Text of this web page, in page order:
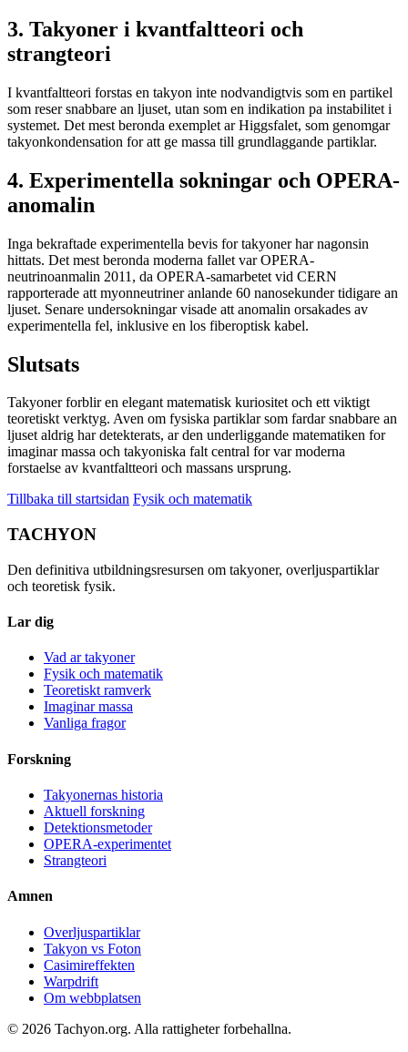
3. Takyoner i kvantfaltteori och
strangteori
I kvantfaltteori forstas en takyon inte nodvandigtvis som en partikel
som reser snabbare an ljuset, utan som en indikation pa instabilitet i
systemet. Det mest beronda exemplet ar Higgsfalet, som genomgar
takyonkondensation for att ge massa till grundlaggande partiklar.
4. Experimentella sokningar och OPERA-
anomalin
Inga bekraftade experimentella bevis for takyoner har nagonsin
hittats. Det mest beronda moderna fallet var OPERA-
neutrinoanmalin 2011, da OPERA-samarbetet vid CERN
rapporterade att myonneutriner anlande 60 nanosekunder tidigare an
ljuset. Senare undersokningar visade att anomalin orsakades av
experimentella fel, inklusive en los fiberoptisk kabel.
Slutsats
Takyoner forblir en elegant matematisk kuriositet och ett viktigt
teoretiskt verktyg. Aven om fysiska partiklar som fardar snabbare an
ljuset aldrig har detekterats, ar den underliggande matematiken for
imaginar massa och takyoniska falt central for var moderna
forstaelse av kvantfaltteori och massans ursprung.
Tillbaka till startsidan Fysik och matematik
TACHYON
Den definitiva utbildningsresursen om takyoner, overljuspartiklar
och teoretisk fysik.
Lar dig
Vad ar takyoner
Fysik och matematik
Teoretiskt ramverk
Imaginar massa
Vanliga fragor
Forskning
Takyonernas historia
Aktuell forskning
Detektionsmetoder
OPERA-experimentet
Strangteori
Amnen
Overljuspartiklar
Takyon vs Foton
Casimireffekten
Warpdrift
Om webbplatsen
© 2026 Tachyon.org. Alla rattigheter forbehallna.